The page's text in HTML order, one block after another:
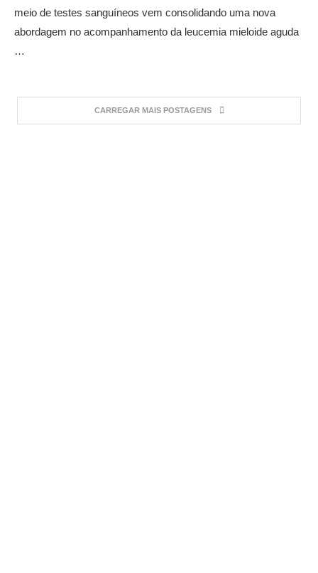
meio de testes sanguíneos vem consolidando uma nova
abordagem no acompanhamento da leucemia mieloide aguda
…
CARREGAR MAIS POSTAGENS